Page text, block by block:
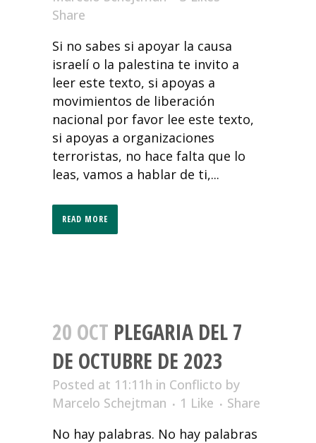
Share
Si no sabes si apoyar la causa
israelí o la palestina te invito a
leer este texto, si apoyas a
movimientos de liberación
nacional por favor lee este texto,
si apoyas a organizaciones
terroristas, no hace falta que lo
leas, vamos a hablar de ti,...
READ MORE
20 OCT PLEGARIA DEL 7
DE OCTUBRE DE 2023
Posted at 11:11h in Conflicto by
Marcelo Schejtman
1 Like
Share
No hay palabras. No hay palabras